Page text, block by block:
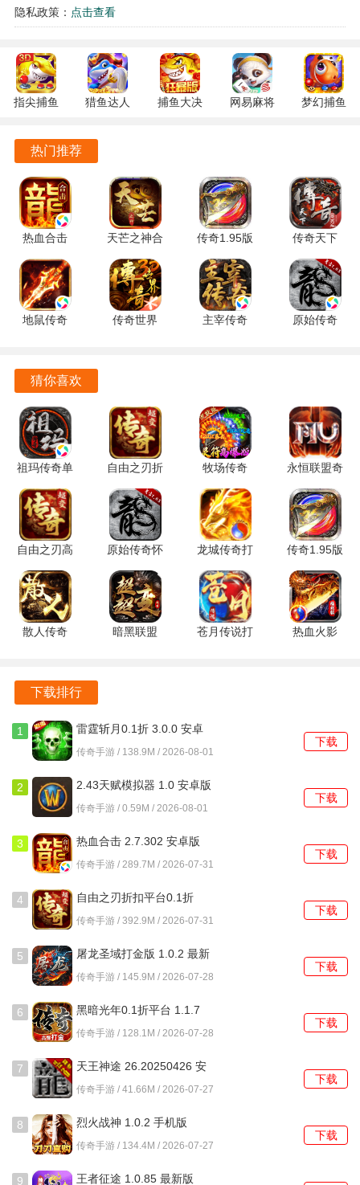
元宝
20000元宝
单日真实累计充值满5000元，返利150%：可获得
75000元宝
单日真实累计充值满10000元，返利200%：可获得
200000元宝
备注说明：
1、所有充值卷、累充卡均不计入累充额度，直购类/限
时抢购类/特权类(仅限真实充值金额即rmb)充值计入额
度；
2、货币返利奖励向上兼容领取(即单日累计充值满
10000元可领取上述全部奖励)，但每天每档奖励只可领
取一次；
动“充值返利”实时领取，过期未领取视为放弃。
皇者手游gm版玩法
玩家可以选择进行PVP战斗，挑战其他玩家或加入公会参与
BOSS。游戏中有战士、法师、道士三个经典职业供玩家选
择，每个职业都有其独特的技能和战斗风格。通过击败怪物
或与其他玩家交易来获取装备。游戏强调公平性，所有装备
皇者手游gm版特色
完美复刻了传奇中的战、法、道三大职业，让老玩家感受到
支持面对面交易，玩家之间可以自由买卖装备和物品，无手
小怪也有可能掉落高级装备，普通玩家也能获得好装备，拥
皇者手游怎么改名字
1、改名需要使用改名卡
2、玩家可以点击改名卡，之后输入自己想要取的新id，最后
点击确认，即可更改名字。
皇者手游gm版亮点
高清细腻的角色图像和地图场景设计，为玩家带来视觉上的
享受。
通过完成特定任务或参加活动可以获得称号，不仅能增加角
色的魅力值，还能提升战斗力。
再现了传奇系列游戏的经典场面，支持多人在线同屏竞技，
让玩家体验到热血沸腾的战斗快感。
隐私政策： 点击查看
指尖捕鱼
安卓版
猎鱼达人
卓版
捕鱼大决
网易麻将
梦幻捕鱼
热门推荐
热血合击
2.7.302 安
卓版
天芒之神合
击 4.0.0 最
新版
传奇1.95版
本合击
1.95 安卓
版
传奇天下
1.0.20 手机
版
地鼠传奇
传奇世界
主宰传奇
原始传奇
猜你喜欢
祖玛传奇单
机版 1.0.1
安卓版
自由之刃折
扣平台0.1
折 1.0.12
官方版
牧场传奇
GM 1.0.2
安卓版
永恒联盟奇
迹服
1.1.238 最
新版
自由之刃高
爆版 1.0.12
手机版
原始传奇怀
旧版
1.9.737 最
新版
龙城传奇打
金版 1.0.2
官方版
传奇1.95版
本合击
1.95 安卓
版
散人传奇
暗黑联盟
苍月传说打
热血火影
下载排行
1
雷霆斩月0.1折 3.0.0 安卓
版
传奇手游 / 138.9M / 2026-08-01
下载
2 2.43天赋模拟器 1.0 安卓版
传奇手游 / 0.59M / 2026-08-01
下载
3 热血合击 2.7.302 安卓版
传奇手游 / 289.7M / 2026-07-31
下载
4
自由之刃折扣平台0.1折
1.0.12 官方版
传奇手游 / 392.9M / 2026-07-31
下载
5
屠龙圣域打金版 1.0.2 最新
版
传奇手游 / 145.9M / 2026-07-28
下载
6
黑暗光年0.1折平台 1.1.7
最新版
传奇手游 / 128.1M / 2026-07-28
下载
7
天王神途 26.20250426 安
卓版
传奇手游 / 41.66M / 2026-07-27
下载
8 烈火战神 1.0.2 手机版
传奇手游 / 134.4M / 2026-07-27
下载
9 王者征途 1.0.85 最新版